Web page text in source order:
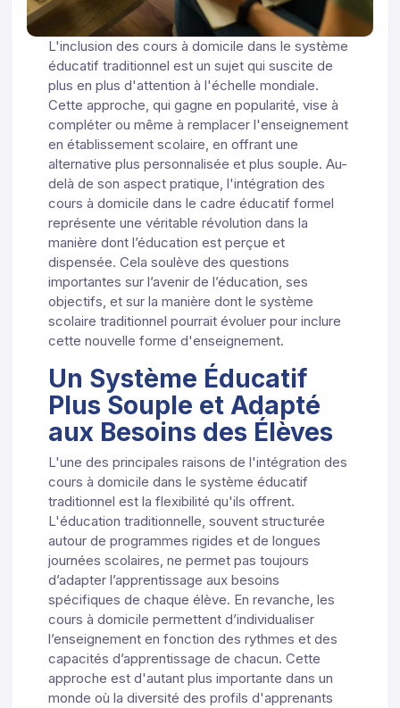
L'inclusion des cours à domicile dans le système
éducatif traditionnel est un sujet qui suscite de
plus en plus d'attention à l'échelle mondiale.
Cette approche, qui gagne en popularité, vise à
compléter ou même à remplacer l'enseignement
en établissement scolaire, en offrant une
alternative plus personnalisée et plus souple. Au-
delà de son aspect pratique, l'intégration des
cours à domicile dans le cadre éducatif formel
représente une véritable révolution dans la
manière dont l’éducation est perçue et
dispensée. Cela soulève des questions
importantes sur l’avenir de l’éducation, ses
objectifs, et sur la manière dont le système
scolaire traditionnel pourrait évoluer pour inclure
cette nouvelle forme d'enseignement.
Un Système Éducatif
Plus Souple et Adapté
aux Besoins des Élèves
L'une des principales raisons de l'intégration des
cours à domicile dans le système éducatif
traditionnel est la flexibilité qu'ils offrent.
L'éducation traditionnelle, souvent structurée
autour de programmes rigides et de longues
journées scolaires, ne permet pas toujours
d’adapter l’apprentissage aux besoins
spécifiques de chaque élève. En revanche, les
cours à domicile permettent d’individualiser
l’enseignement en fonction des rythmes et des
capacités d’apprentissage de chacun. Cette
approche est d'autant plus importante dans un
monde où la diversité des profils d'apprenants